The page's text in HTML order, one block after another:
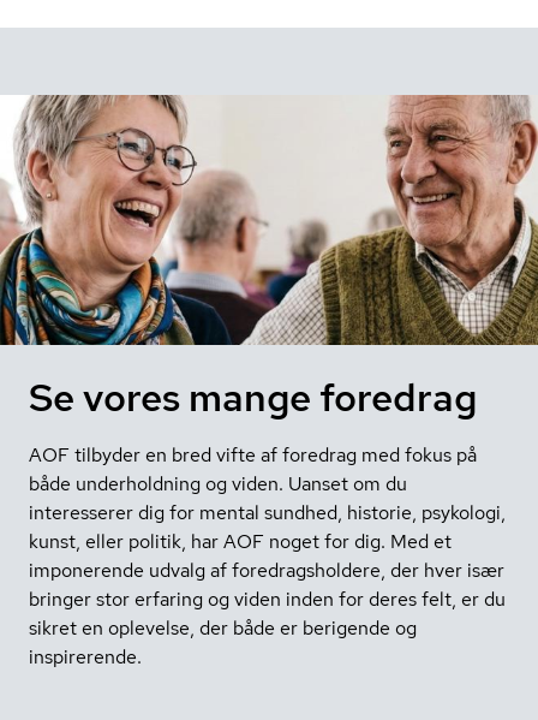
Se vores mange foredrag
AOF tilbyder en bred vifte af foredrag med fokus på
både underholdning og viden. Uanset om du
interesserer dig for mental sundhed, historie, psykologi,
kunst, eller politik, har AOF noget for dig. Med et
imponerende udvalg af foredragsholdere, der hver især
bringer stor erfaring og viden inden for deres felt, er du
sikret en oplevelse, der både er berigende og
inspirerende.